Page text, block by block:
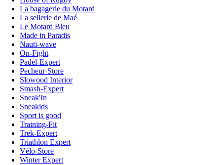
La bagagerie du Motard
La sellerie de Maé
Le Motard Bleu
Made in Paradis
Nauti-wave
On-Fight
Padel-Expert
Pecheur-Store
Slowood Interior
Smash-Expert
Sneak'In
Sneakids
Sport is good
Training-Fit
Trek-Expert
Triathlon Expert
Vélo-Store
Winter Expert